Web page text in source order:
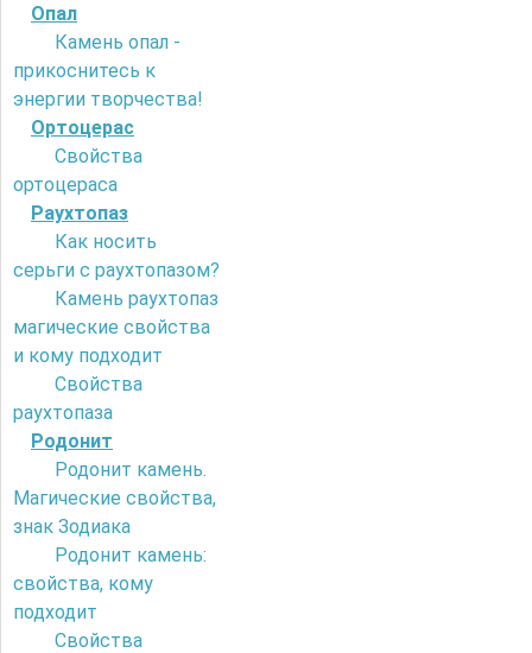
Опал
Камень опал -
прикоснитесь к
энергии творчества!
Ортоцерас
Свойства
ортоцераса
Раухтопаз
Как носить
серьги с раухтопазом?
Камень раухтопаз
магические свойства
и кому подходит
Свойства
раухтопаза
Родонит
Родонит камень.
Магические свойства,
знак Зодиака
Родонит камень:
свойства, кому
подходит
Свойства